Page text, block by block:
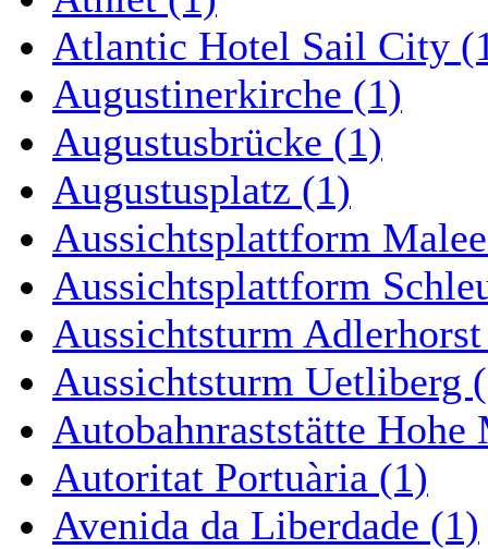
Atlantic Hotel Sail City
Augustinerkirche (1)
Augustusbrücke (1)
Augustusplatz (1)
Aussichtsplattform
Aussichtsplattform
Aussichtsturm
Aussichtsturm Uetliberg
Autobahnraststätte Hohe
Autoritat Portuària (1)
Avenida da Liberdade (1)